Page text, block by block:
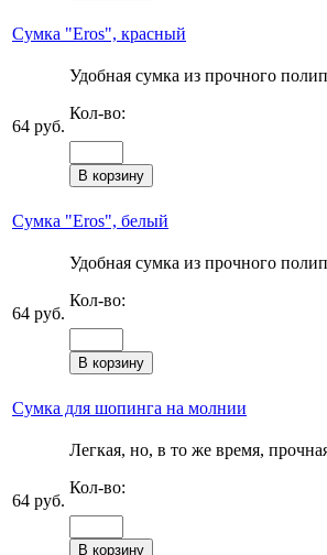
Сумка "Eros", красный
64 руб.
Удобная сумка из прочного
Кол-во:
Сумка "Eros", белый
64 руб.
Удобная сумка из прочного
Кол-во:
Сумка для шопинга на молнии
64 руб.
Легкая, но, в то же время,
Кол-во: